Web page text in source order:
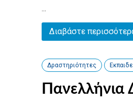
...
Διαβάστε
Δραστηριότητες
Πανελλήνια